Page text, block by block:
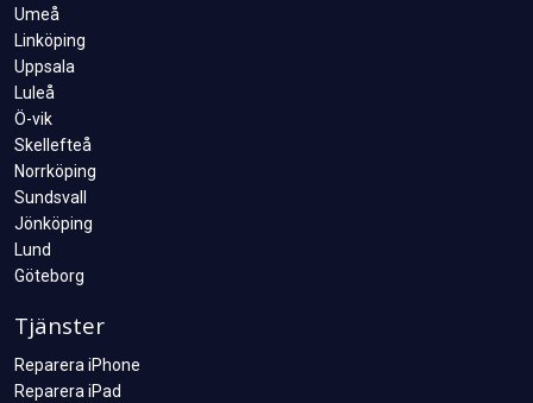
Umeå
Linköping
Uppsala
Luleå
Ö-vik
Skellefteå
Norrköping
Sundsvall
Jönköping
Lund
Göteborg
Tjänster
Reparera iPhone
Reparera iPad